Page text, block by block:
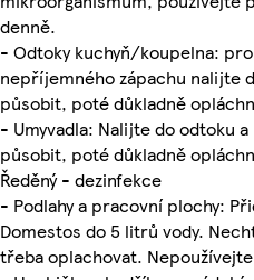
denně.
- Odtoky kuchyň/koupelna:
nepříjemného zápachu nalijte
působit, poté důkladně
- Umyvadla: Nalijte do odtoku
působit, poté důkladně
Ředěný - dezinfekce
- Podlahy a pracovní plochy:
Domestos do 5 litrů vody.
třeba oplachovat.